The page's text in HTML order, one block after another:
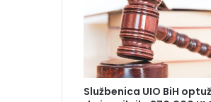
a
r
tSlužbenica UIO BiH